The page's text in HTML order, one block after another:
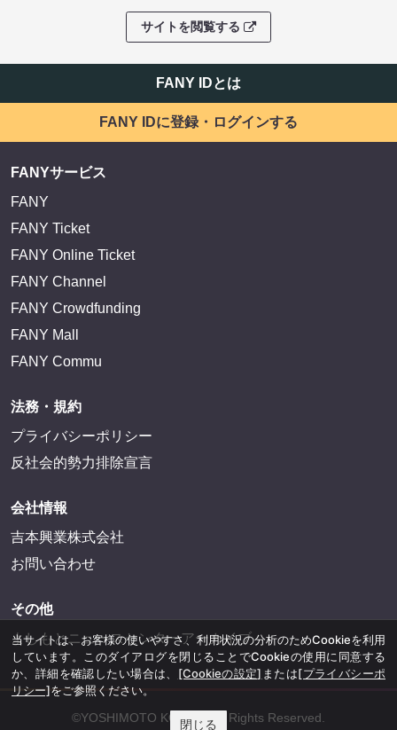
サイトを閲覧する
FANY IDとは
FANY IDに登録・ログインする
FANYサービス
FANY
FANY Ticket
FANY Online Ticket
FANY Channel
FANY Crowdfunding
FANY Mall
FANY Commu
法務・規約
プライバシーポリシー
反社会的勢力排除宣言
会社情報
吉本興業株式会社
お問い合わせ
その他
よしもとニュースセンターアーカイブ
©YOSHIMOTO KOGYO, All Rights Reserved.
当サイトは、お客様の使いやすさ、利用状況の分析のためCookieを利用
しています。このダイアログを閉じることでCookieの使用に同意する
か、詳細を確認したい場合は、 [Cookieの設定] または[プライバシーポ
リシー]をご参照ください。
閉じる